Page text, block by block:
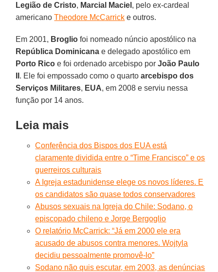
Legião de Cristo, Marcial Maciel , pelo ex-cardeal
americanoTheodore McCarrick e outros.
Em 2001, Broglio foi nomeado núncio apostólico na
República Dominicana e delegado apostólico em
Porto Rico e foi ordenado arcebispo porJoão Paulo
. Ele foi empossado como o quartoarcebispo dos
Serviços Militares, EUA, em 2008 e serviu nessa
função por 14 anos.
Leia mais
Conferência dos Bispos dos EUA está
claramente dividida entre o “Time Francisco” e os
guerreiros culturais
A Igreja estadunidense elege os novos líderes. E
os candidatos são quase todos conservadores
Abusos sexuais na Igreja do Chile: Sodano, o
episcopado chileno e Jorge Bergoglio
O relatório McCarrick: “Já em 2000 ele era
acusado de abusos contra menores. Wojtyla
decidiu pessoalmente promovê-lo”
Sodano não quis escutar, em 2003, as denúncias